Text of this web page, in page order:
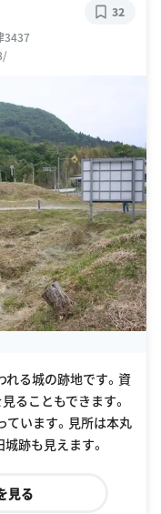
3437
32
る城の跡地です。資
ることもできます。
ています。見所は本丸
跡も見えます。
見る